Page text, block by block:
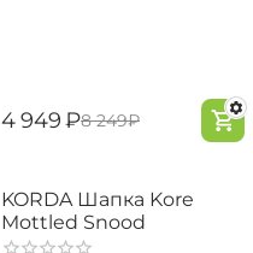
‍4 949‍₽‍8 249‍₽
KORDA Шапка Kore
Mottled Snood